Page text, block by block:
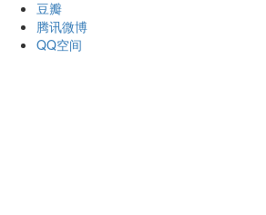
豆瓣
腾讯微博
QQ空间